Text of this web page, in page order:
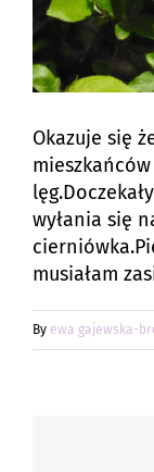
Okazuje się
wyłania się
musiałam
By ewa gajewska-